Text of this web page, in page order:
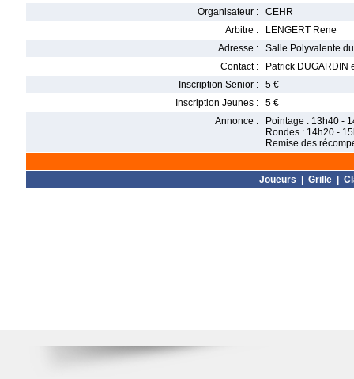
Organisateur :
CEHR
Arbitre :
LENGERT Rene
Adresse :
Salle Polyvalente
Contact :
Patrick DUGARDIN
Inscription Senior :
5 €
Inscription Jeunes :
5 €
Annonce :
Pointage : 13h40 -
Rondes : 14h20 -
Remise des
Joueurs Grille|